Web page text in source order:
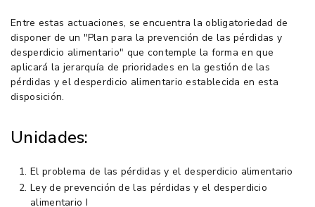
Entre estas actuaciones, se encuentra la obligatoriedad de
disponer de un "Plan para la prevención de las pérdidas y
desperdicio alimentario" que contemple la forma en que
aplicará la jerarquía de prioridades en la gestión de las
pérdidas y el desperdicio alimentario establecida en esta
disposición.
Unidades:
El problema de las pérdidas y el desperdicio alimentario
Ley de prevención de las pérdidas y el desperdicio
alimentario I